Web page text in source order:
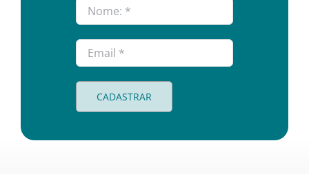
CADASTRAR